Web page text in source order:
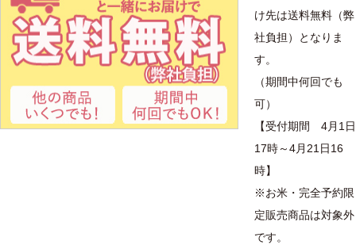
け先は送料無料（弊
社負担）となりま
す。
（期間中何回でも
可）
【受付期間 4月1日
17時～4月21日16
時】
※お米・完全予約限
定販売商品は対象外
です。